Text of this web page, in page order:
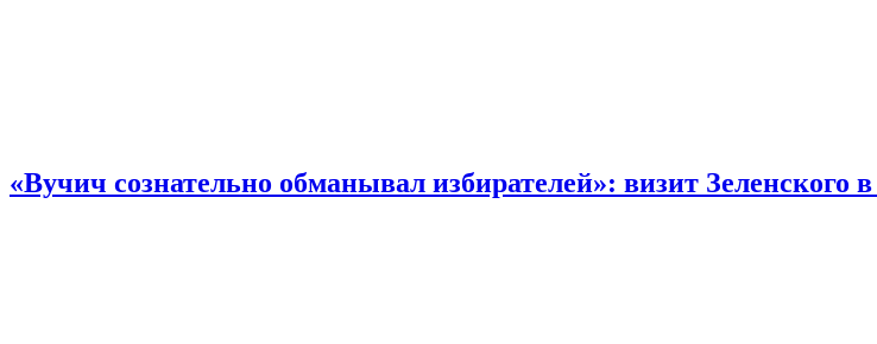
«Вучич сознательно обманывал избирателей»: визит